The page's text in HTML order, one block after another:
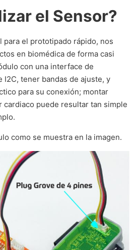
el Sensor?
para el prototipado rápido, nos
en biomédica de forma casi
con una interface de
I2C, tener bandas de ajuste, y
para su conexión; montar
puede resultar tan simple
como se muestra en la imagen.